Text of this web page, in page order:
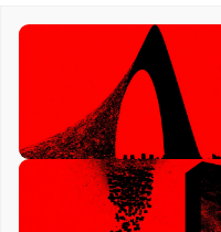
Gomu Gator는 누구를
Gomu Gator는 게이머와 더
고 있습니다. 그 대상은 디지
랫폼은 게임 환경 내에서 분
Gomu Gator는 어떻게
Gomu Gator는 고유한 지분
수에 따라 블록 생성에 참여
게 행동하도록 유도하여 강력